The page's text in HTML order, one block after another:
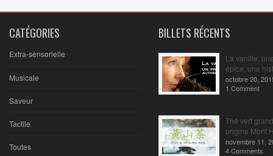
CATÉGORIES
Extra-sensorielle
Musicale
Saveur
Tactile
Toutes
BILLETS RÉCENTS
La vanille,
épice, une
octobre 20,
1 Comment
Thé vert
origine Mont
novembre 11,
4 Comments